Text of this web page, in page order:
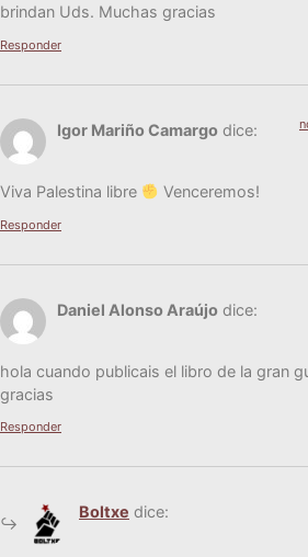
brin­dan Uds. Muchas gracias
Responder
Igor Mariño Camargo dice:
Viva Pales­ti­na libre Venceremos!
Responder
Daniel Alonso Araújo dice:
hola cuan­do publi­cais el libro de la gran
gracias
Responder
Boltxe dice: